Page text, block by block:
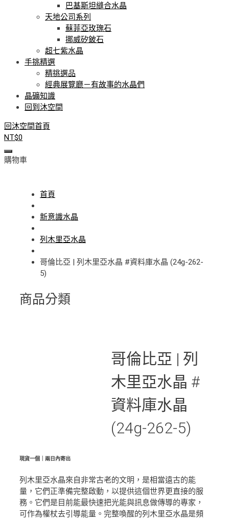
巴基斯坦縫合水晶
天地公司系列
蘇菲亞玫瑰石
挪威矽鈹石
超七紫水晶
手挑精選
精挑選品
經典展覽廳－有故事的水晶們
晶礦知識
回到沐空間
回沐空間首頁
NT$0
購物車
首頁
新意識水晶
列木里亞水晶
哥倫比亞 | 列木里亞水晶 #資料庫水晶 (24g-262-
5)
商品分類
哥倫比亞 | 列
木里亞水晶 #
資料庫水晶
(24g-262-5)
現貨一個｜兩日內寄出
列木里亞水晶來自非常古老的文明，是相當遠古的能
量，它們正準備完整啟動，以提供這個世界更直接的服
務。它們是目前能最快速把光能與訊息做傳導的專家，
可作為權杖去引導能量。完整喚醒的列木里亞水晶是頻